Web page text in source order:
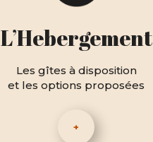
L’Hebergement
Les gîtes à disposition
et les options proposées
+